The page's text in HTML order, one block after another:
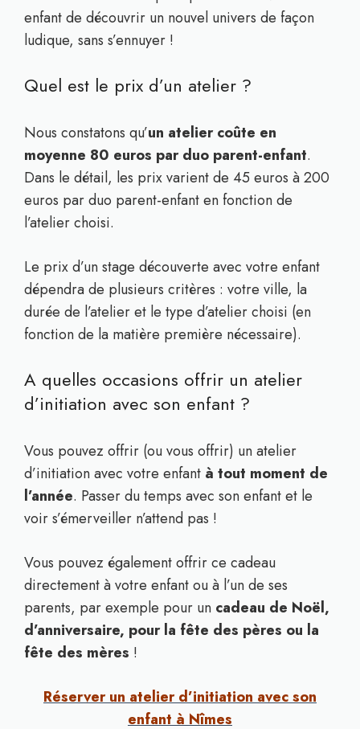
enfant de découvrir un nouvel univers de façon
ludique, sans s’ennuyer !
Quel est le prix d’un atelier ?
Nous constatons qu’un atelier coûte en
moyenne 80 euros par duo parent-enfant.
Dans le détail, les prix varient de 45 euros à 200
euros par duo parent-enfant en fonction de
l’atelier choisi.
Le prix d’un stage découverte avec votre enfant
dépendra de plusieurs critères : votre ville, la
durée de l’atelier et le type d’atelier choisi (en
fonction de la matière première nécessaire).
A quelles occasions offrir un atelier
d’initiation avec son enfant ?
Vous pouvez offrir (ou vous offrir) un atelier
d’initiation avec votre enfant à tout moment de
l’année. Passer du temps avec son enfant et le
voir s’émerveiller n’attend pas !
Vous pouvez également offrir ce cadeau
directement à votre enfant ou à l’un de ses
parents, par exemple pour un cadeau de Noël,
d’anniversaire, pour la fête des pères ou la
fête des mères !
Réserver un atelier d’initiation avec son
enfant à Nîmes